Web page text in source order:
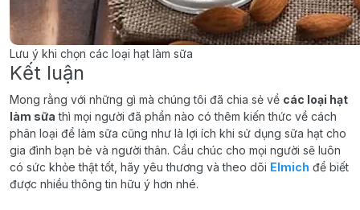
Lưu ý khi chọn các loại hạt làm sữa
Kết luận
Mong rằng với những gì mà chúng tôi đã chia sẻ về các loại hạt
làm sữa thì mọi người đã phần nào có thêm kiến thức về cách
phân loại để làm sữa cũng như là lợi ích khi sử dụng sữa hạt cho
gia đình bạn bè và người thân. Cầu chúc cho mọi người sẽ luôn
có sức khỏe thật tốt, hãy yêu thương và theo dõi Elmich để biết
được nhiều thông tin hữu ý hơn nhé.